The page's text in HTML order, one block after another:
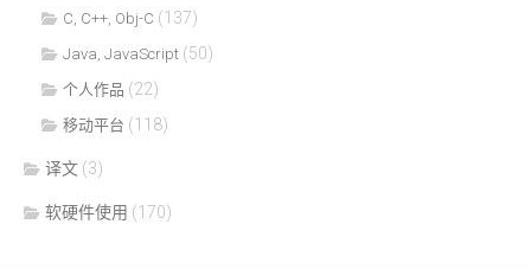
C, C++, Obj-C (137)
Java, JavaScript (50)
个人作品 (22)
移动平台 (118)
译文 (3)
软硬件使用 (170)